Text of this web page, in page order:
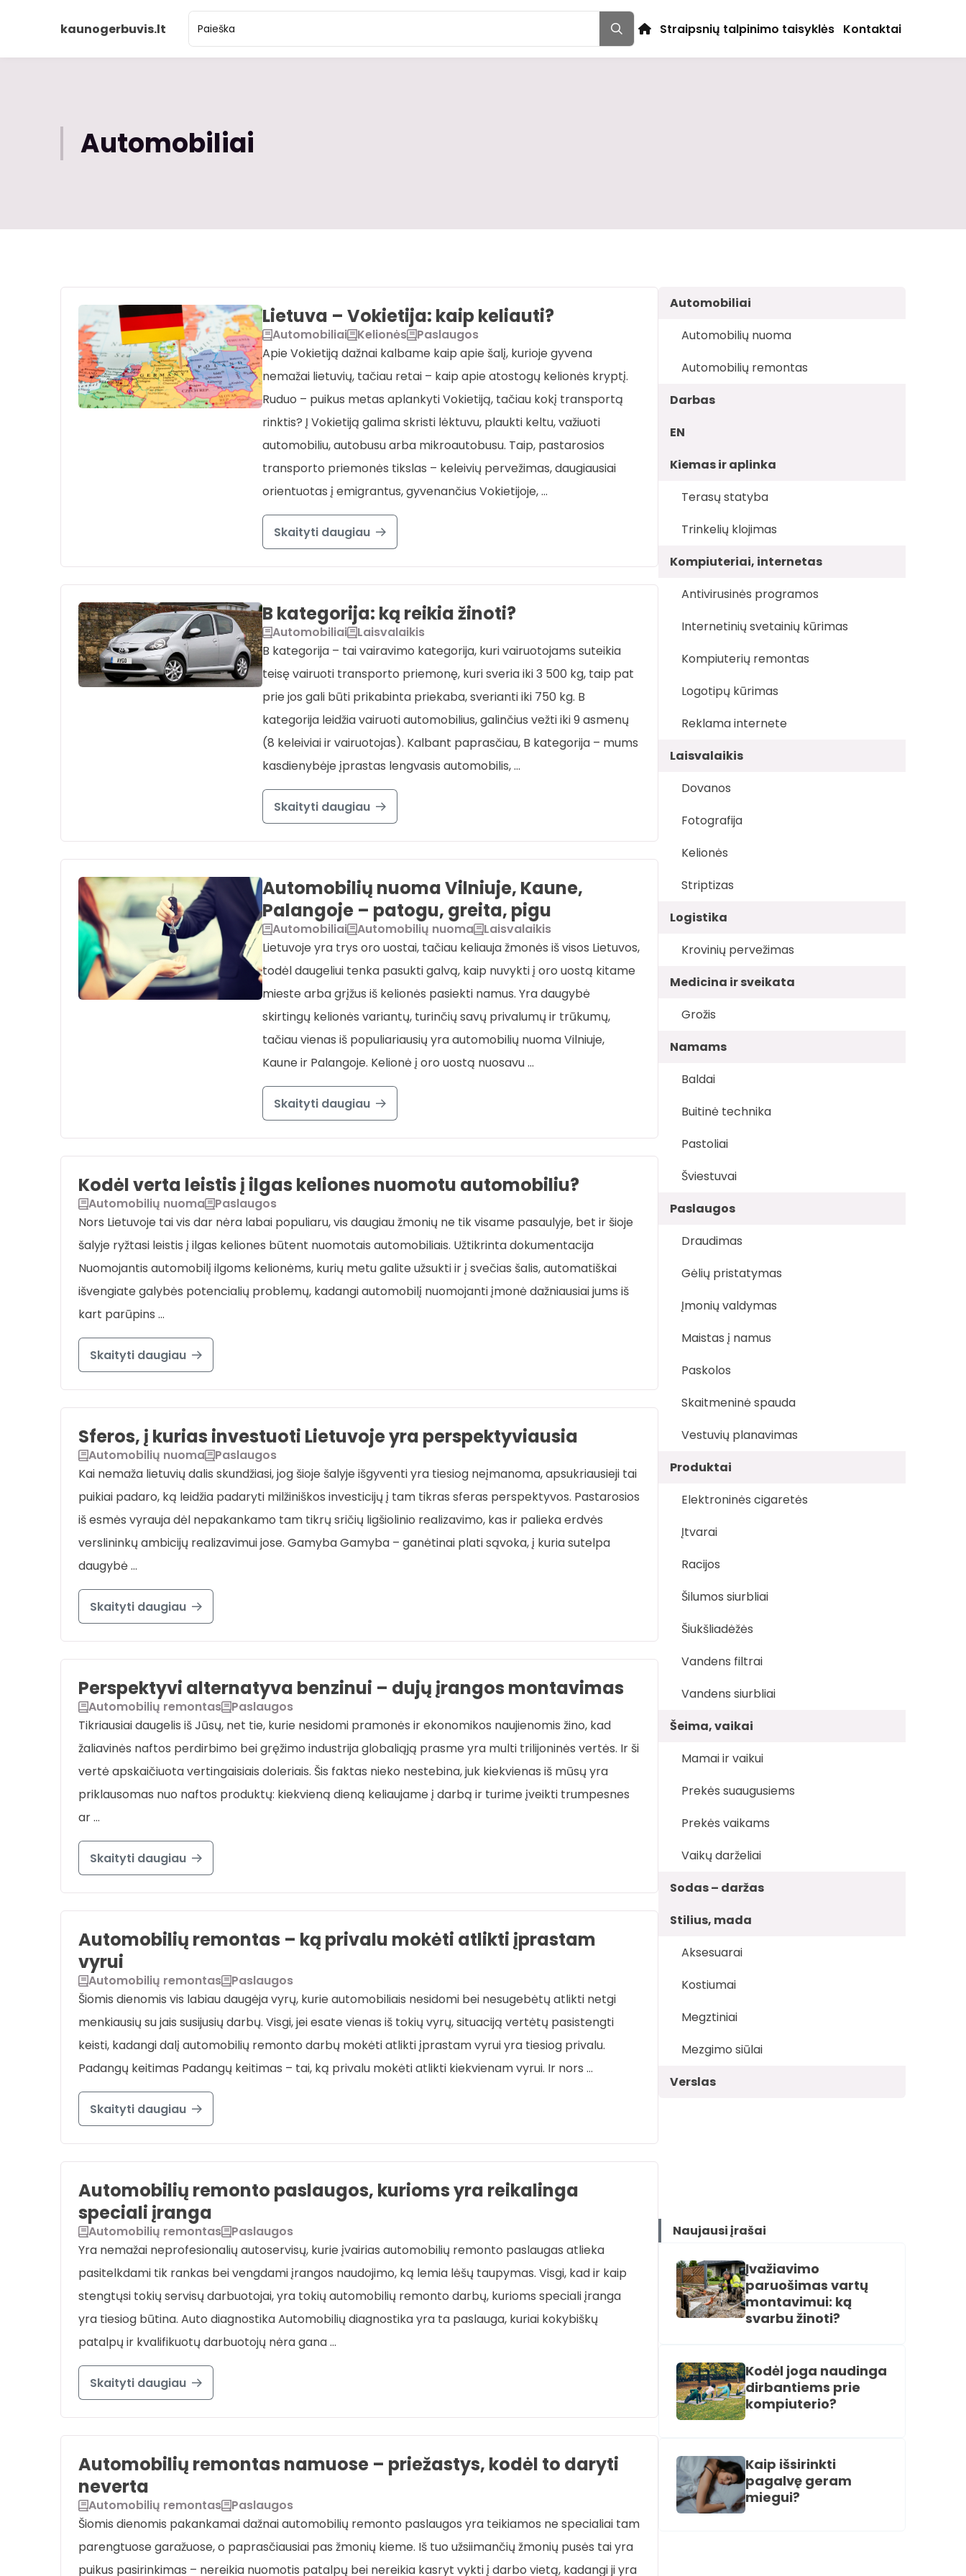
kaunogerbuvis.lt Straipsnių talpinimo taisyklės Kontaktai
Automobiliai
Lietuva – Vokietija: kaip keliauti?
Automobiliai Kelionės
Paslaugos
Apie Vokietiją dažnai kalbame kaip apie šalį, kurioje gyvena
nemažai lietuvių, tačiau retai – kaip apie atostogų kelionės kryptį.
Ruduo – puikus metas aplankyti Vokietiją, tačiau kokį transportą
rinktis? Į Vokietiją galima skristi lėktuvu, plaukti keltu, važiuoti
automobiliu, autobusu arba mikroautobusu. Taip, pastarosios
transporto priemonės tikslas – keleivių pervežimas, daugiausiai
orientuotas į emigrantus, gyvenančius Vokietijoje, …
Skaityti daugiau
B kategorija: ką reikia žinoti?
Automobiliai
Laisvalaikis
B kategorija – tai vairavimo kategorija, kuri vairuotojams suteikia
teisę vairuoti transporto priemonę, kuri sveria iki 3 500 kg, taip pat
prie jos gali būti prikabinta priekaba, sverianti iki 750 kg. B
kategorija leidžia vairuoti automobilius, galinčius vežti iki 9 asmenų
(8 keleiviai ir vairuotojas). Kalbant paprasčiau, B kategorija – mums
kasdienybėje įprastas lengvasis automobilis, …
Skaityti daugiau
Automobilių nuoma Vilniuje, Kaune,
Palangoje – patogu, greita, pigu
Automobiliai Automobilių nuoma
Laisvalaikis
Lietuvoje yra trys oro uostai, tačiau keliauja žmonės iš visos Lietuvos,
todėl daugeliui tenka pasukti galvą, kaip nuvykti į oro uostą kitame
mieste arba grįžus iš kelionės pasiekti namus. Yra daugybė
skirtingų kelionės variantų, turinčių savų privalumų ir trūkumų,
tačiau vienas iš populiariausių yra automobilių nuoma Vilniuje,
Kaune ir Palangoje. Kelionė į oro uostą nuosavu …
Skaityti daugiau
Kodėl verta leistis į ilgas keliones nuomotu automobiliu?
Automobilių nuoma
Paslaugos
Nors Lietuvoje tai vis dar nėra labai populiaru, vis daugiau žmonių ne tik visame pasaulyje, bet ir šioje
šalyje ryžtasi leistis į ilgas keliones būtent nuomotais automobiliais. Užtikrinta dokumentacija
Nuomojantis automobilį ilgoms kelionėms, kurių metu galite užsukti ir į svečias šalis, automatiškai
išvengiate galybės potencialių problemų, kadangi automobilį nuomojanti įmonė dažniausiai jums iš
kart parūpins …
Skaityti daugiau
Sferos, į kurias investuoti Lietuvoje yra perspektyviausia
Automobilių nuoma
Paslaugos
Kai nemaža lietuvių dalis skundžiasi, jog šioje šalyje išgyventi yra tiesiog neįmanoma, apsukriausieji tai
puikiai padaro, ką leidžia padaryti milžiniškos investicijų į tam tikras sferas perspektyvos. Pastarosios
iš esmės vyrauja dėl nepakankamo tam tikrų sričių ligšiolinio realizavimo, kas ir palieka erdvės
verslininkų ambicijų realizavimui jose. Gamyba Gamyba – ganėtinai plati sąvoka, į kuria sutelpa
daugybė …
Skaityti daugiau
Perspektyvi alternatyva benzinui – dujų įrangos montavimas
Automobilių remontas
Paslaugos
Tikriausiai daugelis iš Jūsų, net tie, kurie nesidomi pramonės ir ekonomikos naujienomis žino, kad
žaliavinės naftos perdirbimo bei gręžimo industrija globaliąją prasme yra multi trilijoninės vertės. Ir ši
vertė apskaičiuota vertingaisiais doleriais. Šis faktas nieko nestebina, juk kiekvienas iš mūsų yra
priklausomas nuo naftos produktų: kiekvieną dieną keliaujame į darbą ir turime įveikti trumpesnes
ar …
Skaityti daugiau
Automobilių remontas – ką privalu mokėti atlikti įprastam
vyrui
Automobilių remontas
Paslaugos
Šiomis dienomis vis labiau daugėja vyrų, kurie automobiliais nesidomi bei nesugebėtų atlikti netgi
menkiausių su jais susijusių darbų. Visgi, jei esate vienas iš tokių vyrų, situaciją vertėtų pasistengti
keisti, kadangi dalį automobilių remonto darbų mokėti atlikti įprastam vyrui yra tiesiog privalu.
Padangų keitimas Padangų keitimas – tai, ką privalu mokėti atlikti kiekvienam vyrui. Ir nors …
Skaityti daugiau
Automobilių remonto paslaugos, kurioms yra reikalinga
speciali įranga
Automobilių remontas
Paslaugos
Yra nemažai neprofesionalių autoservisų, kurie įvairias automobilių remonto paslaugas atlieka
pasitelkdami tik rankas bei vengdami įrangos naudojimo, ką lemia lėšų taupymas. Visgi, kad ir kaip
stengtųsi tokių servisų darbuotojai, yra tokių automobilių remonto darbų, kurioms speciali įranga
yra tiesiog būtina. Auto diagnostika Automobilių diagnostika yra ta paslauga, kuriai kokybiškų
patalpų ir kvalifikuotų darbuotojų nėra gana …
Skaityti daugiau
Automobilių remontas namuose – priežastys, kodėl to daryti
neverta
Automobilių remontas
Paslaugos
Šiomis dienomis pakankamai dažnai automobilių remonto paslaugos yra teikiamos ne specialiai tam
parengtuose garažuose, o paprasčiausiai pas žmonių kieme. Iš tuo užsiimančių žmonių pusės tai yra
puikus pasirinkimas – nereikia nuomotis patalpų bei nereikia kasryt vykti į darbo vietą, kadangi ji yra
Automobiliai
Automobilių nuoma
Automobilių remontas
Darbas
EN
Kiemas ir aplinka
Terasų statyba
Trinkelių klojimas
Kompiuteriai, internetas
Antivirusinės programos
Internetinių svetainių kūrimas
Kompiuterių remontas
Logotipų kūrimas
Reklama internete
Laisvalaikis
Dovanos
Fotografija
Kelionės
Striptizas
Logistika
Krovinių pervežimas
Medicina ir sveikata
Grožis
Namams
Baldai
Buitinė technika
Pastoliai
Šviestuvai
Paslaugos
Draudimas
Gėlių pristatymas
Įmonių valdymas
Maistas į namus
Paskolos
Skaitmeninė spauda
Vestuvių planavimas
Produktai
Elektroninės cigaretės
Įtvarai
Racijos
Šilumos siurbliai
Šiukšliadėžės
Vandens filtrai
Vandens siurbliai
Šeima, vaikai
Mamai ir vaikui
Prekės suaugusiems
Prekės vaikams
Vaikų darželiai
Sodas – daržas
Stilius, mada
Aksesuarai
Kostiumai
Megztiniai
Mezgimo siūlai
Verslas
Naujausi įrašai
Įvažiavimo
paruošimas vartų
montavimui: ką
svarbu žinoti?
Kodėl joga naudinga
dirbantiems prie
kompiuterio?
Kaip išsirinkti
pagalvę geram
miegui?